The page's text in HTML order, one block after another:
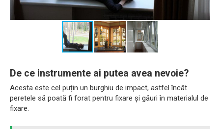
De ce instrumente ai putea avea nevoie?
Acesta este cel puțin un burghiu de impact, astfel încât
peretele să poată fi forat pentru fixare și găuri în materialul de
fixare.